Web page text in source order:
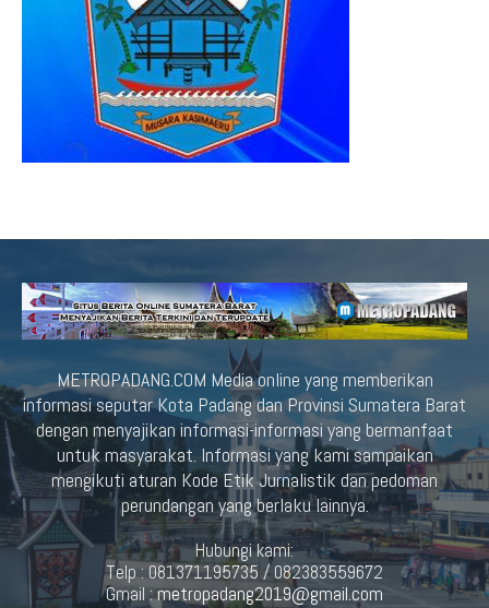
METROPADANG.COM Media online yang memberikan
informasi seputar Kota Padang dan Provinsi Sumatera Barat
dengan menyajikan informasi-informasi yang bermanfaat
untuk masyarakat. Informasi yang kami sampaikan
mengikuti aturan Kode Etik Jurnalistik dan pedoman
perundangan yang berlaku lainnya.
Hubungi kami:
Telp : 081371195735 / 082383559672
Gmail :metropadang2019@gmail.com